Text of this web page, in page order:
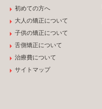
初めての方へ
大人の矯正について
子供の矯正について
舌側矯正について
治療費について
サイトマップ